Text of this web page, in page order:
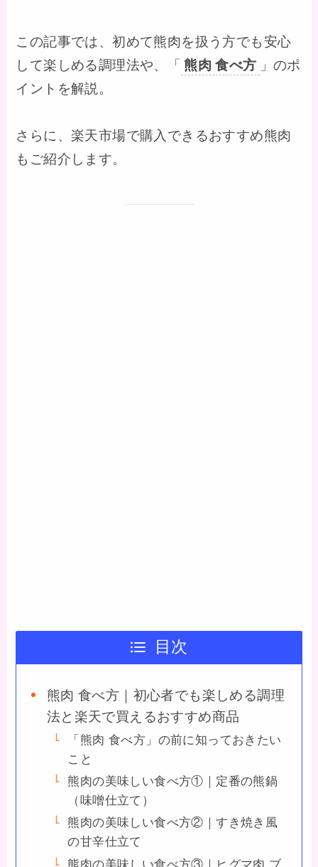
この記事では、初めて熊肉を扱う方でも安心
して楽しめる調理法や、「 熊肉 食べ方 」のポ
イントを解説。
さらに、楽天市場で購入できるおすすめ熊肉
もご紹介します。
目次
熊肉 食べ方｜初心者でも楽しめる調理
法と楽天で買えるおすすめ商品
「熊肉 食べ方」の前に知っておきたい
こと
熊肉の美味しい食べ方①｜定番の熊鍋
（味噌仕立て）
熊肉の美味しい食べ方②｜すき焼き風
の甘辛仕立て
熊肉の美味しい食べ方③｜ヒグマ肉 ブ